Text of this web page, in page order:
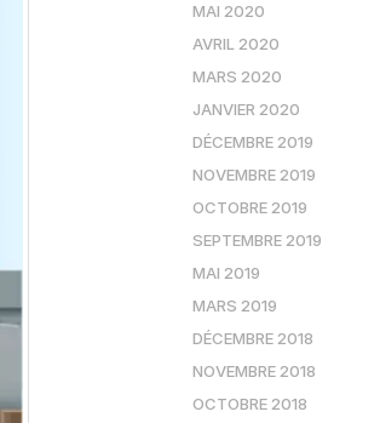
MAI 2020
AVRIL 2020
MARS 2020
JANVIER 2020
DÉCEMBRE 2019
NOVEMBRE 2019
OCTOBRE 2019
SEPTEMBRE 2019
MAI 2019
MARS 2019
DÉCEMBRE 2018
NOVEMBRE 2018
OCTOBRE 2018